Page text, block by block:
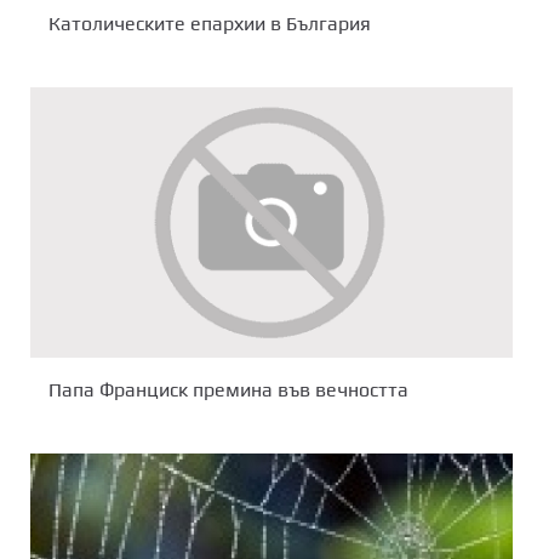
Католическите епархии в България
Папа Франциск премина във вечността